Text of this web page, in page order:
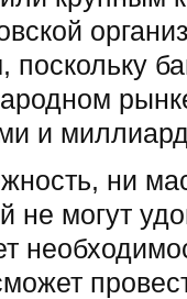
поскольку
и
ни
не могут